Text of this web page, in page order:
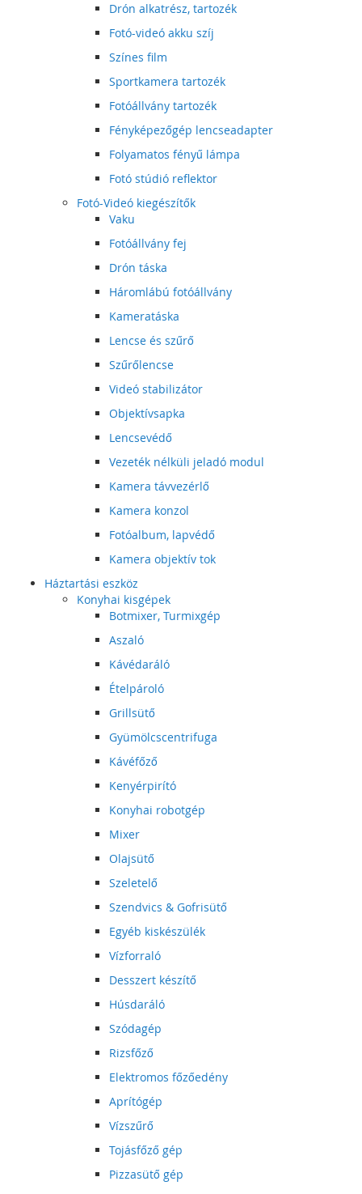
Drón alkatrész, tartozék
Fotó-videó akku szíj
Színes film
Sportkamera tartozék
Fotóállvány tartozék
Fényképezőgép lencseadapter
Folyamatos fényű lámpa
Fotó stúdió reflektor
Fotó-Videó kiegészítők
Vaku
Fotóállvány fej
Drón táska
Háromlábú fotóállvány
Kameratáska
Lencse és szűrő
Szűrőlencse
Videó stabilizátor
Objektívsapka
Lencsevédő
Vezeték nélküli jeladó modul
Kamera távvezérlő
Kamera konzol
Fotóalbum, lapvédő
Kamera objektív tok
Háztartási eszköz
Konyhai kisgépek
Botmixer, Turmixgép
Aszaló
Kávédaráló
Ételpároló
Grillsütő
Gyümölcscentrifuga
Kávéfőző
Kenyérpirító
Konyhai robotgép
Mixer
Olajsütő
Szeletelő
Szendvics & Gofrisütő
Egyéb kiskészülék
Vízforraló
Desszert készítő
Húsdaráló
Szódagép
Rizsfőző
Elektromos főzőedény
Aprítógép
Vízszűrő
Tojásfőző gép
Pizzasütő gép